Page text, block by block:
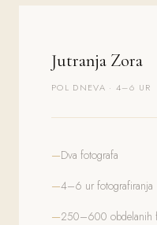
Jutranja Zora
POL DNEVA · 4–6 UR
Dva fotografa
4–6 ur fotografiranja
250–600 obdelanih